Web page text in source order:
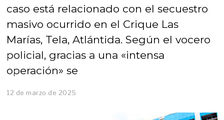
caso está relacionado con el secuestro
masivo ocurrido en el Crique Las
Marías, Tela, Atlántida. Según el vocero
policial, gracias a una «intensa
operación» se
12 de marzo de 2025